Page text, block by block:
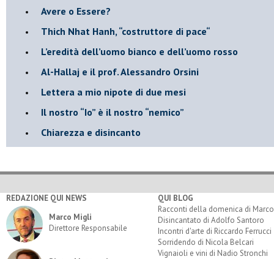
​Avere o Essere?
​Thich Nhat Hanh, “costruttore di pace“
​L’eredità dell’uomo bianco e dell’uomo rosso
Al-Hallaj e il prof. Alessandro Orsini
​Lettera a mio nipote di due mesi
​Il nostro “Io” è il nostro “nemico”
​Chiarezza e disincanto
REDAZIONE QUI NEWS
Marco Migli
Direttore Responsabile
QUI BLOG
Racconti della domenica di
Disincantato di Adolfo Santoro
Incontri d'arte di Riccardo Ferrucci
Sorridendo di Nicola Belcari
Vignaioli e vini di Nadio Stronchi